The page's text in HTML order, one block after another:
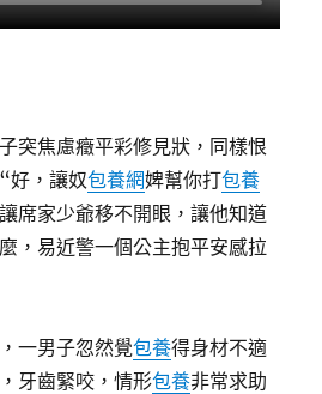
突焦慮癥平彩修見狀，同樣恨
好，讓奴包養網婢幫你打包養
席家少爺移不開眼，讓他知道
麼，易近警一個公主抱平安感拉
一男子忽然覺包養得身材不適
牙齒緊咬，情形包養非常求助